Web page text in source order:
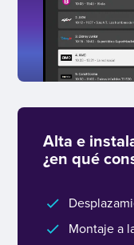
Alta e
¿en qué
Montaje a